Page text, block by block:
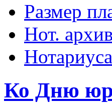
Размер
Нот. архив
Ко Дню